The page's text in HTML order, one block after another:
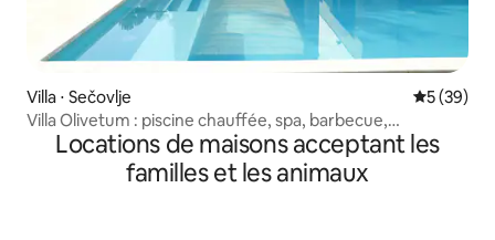
Villa ⋅ Sečovlje
5 (39)
Villa Olivetum : piscine chauffée, spa, barbecue,
4 chambres
Locations de maisons acceptant les
familles et les animaux